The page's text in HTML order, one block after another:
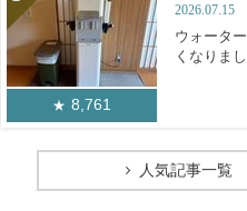
8,761
2026.07.15
ウォータ
くなりまし
人気記事一覧